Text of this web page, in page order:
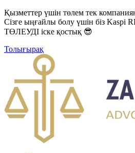
Қызметтер үшін төлем тек
Сізге ыңғайлы болу үшін біз Kaspi
ТӨЛЕУДІ іске қостық 😎
Толығырақ